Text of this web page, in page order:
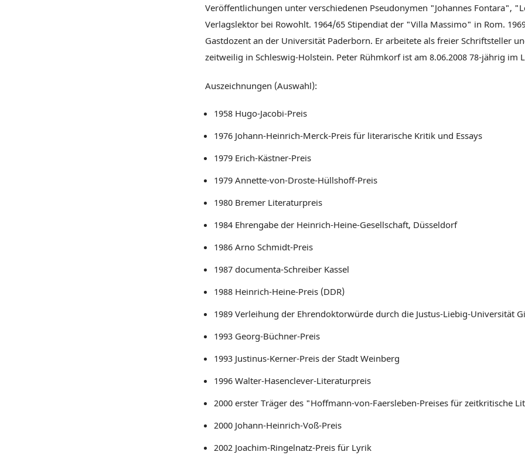
Veröffentlichungen unter verschiedenen Pseudonymen "Johannes Fontara",
Verlagslektor bei Rowohlt. 1964/65 Stipendiat der "Villa Massimo" in Rom.
Gastdozent an der Universität Paderborn. Er arbeitete als freier Schriftsteller
zeitweilig in Schleswig-Holstein. Peter Rühmkorf ist am 8.06.2008 78-jährig im
Auszeichnungen (Auswahl):
1958 Hugo-Jacobi-Preis
1976 Johann-Heinrich-Merck-Preis für literarische Kritik und Essays
1979 Erich-Kästner-Preis
1979 Annette-von-Droste-Hüllshoff-Preis
1980 Bremer Literaturpreis
1984 Ehrengabe der Heinrich-Heine-Gesellschaft, Düsseldorf
1986 Arno Schmidt-Preis
1987 documenta-Schreiber Kassel
1988 Heinrich-Heine-Preis (DDR)
1989 Verleihung der Ehrendoktorwürde durch die Justus-Liebig-Universität
1993 Georg-Büchner-Preis
1993 Justinus-Kerner-Preis der Stadt Weinberg
1996 Walter-Hasenclever-Literaturpreis
2000 erster Träger des "Hoffmann-von-Faersleben-Preises für zeitkritische
2000 Johann-Heinrich-Voß-Preis
2002 Joachim-Ringelnatz-Preis für Lyrik